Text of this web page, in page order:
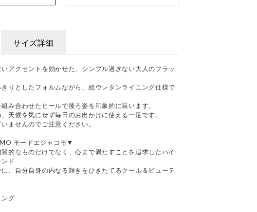
サイズ詳細
アクセントを効かせた、シンプル過ぎない大人のフラッ
りとしたフォルムながら、総ウレタンライニング仕様で
み合わせたヒールで後ろ姿を印象的に装います。
天候を気にせず毎日のお出かけに使える一足です。
ませんのでご注意ください。
モードエジャコモ▼
的なものだけでなく、心まで満たすことを追求したハイ
ド
に、自分自身の内なる輝きをひきたてるクール＆ビューテ
グ